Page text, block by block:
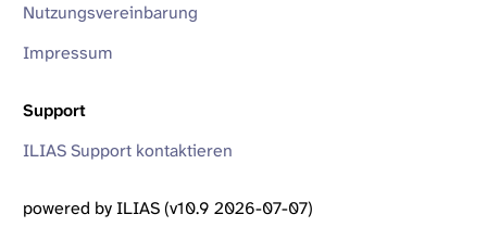
Nutzungsvereinbarung
Impressum
Support
ILIAS Support kontaktieren
powered by ILIAS (v10.9 2026-07-07)